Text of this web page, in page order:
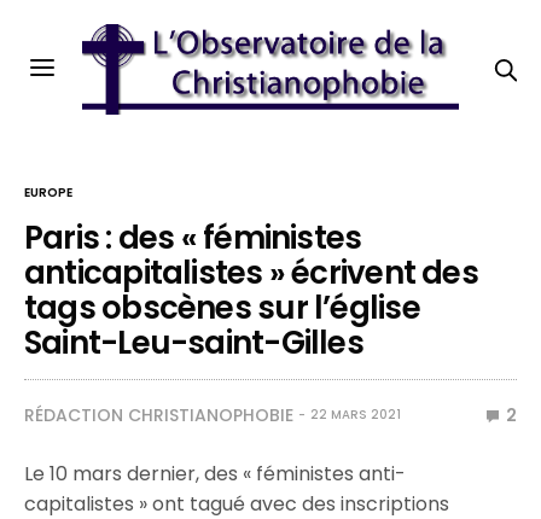
EUROPE
Paris : des « féministes
anticapitalistes » écrivent des
tags obscènes sur l’église
Saint-Leu-saint-Gilles
RÉDACTION CHRISTIANOPHOBIE 22 MARS 2021 2
Le 10 mars dernier, des « féministes anti-
capitalistes » ont tagué avec des inscriptions